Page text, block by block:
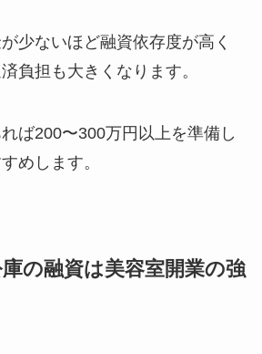
少ないほど融資依存度が高く
負担も大きくなります。
ば200〜300万円以上を準備し
めします。
庫の融資は美容室開業の強